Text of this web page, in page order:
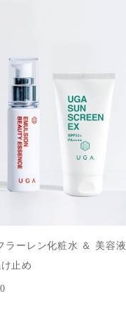
ラーレン化粧水 ＆ 美容液
止め